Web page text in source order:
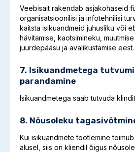
Veebisait rakendab asjakohaseid
organisatsioonilisi ja infotehnilisi
kaitsta isikuandmeid juhusliku või
hävitamise, kaotsimineku,
juurdepääsu ja avalikustamise eest.
7. Isikuandmetega
parandamine
Isikuandmetega saab tutvuda
8. Nõusoleku
Kui isikuandmete töötlemine
alusel, siis on kliendil õigus